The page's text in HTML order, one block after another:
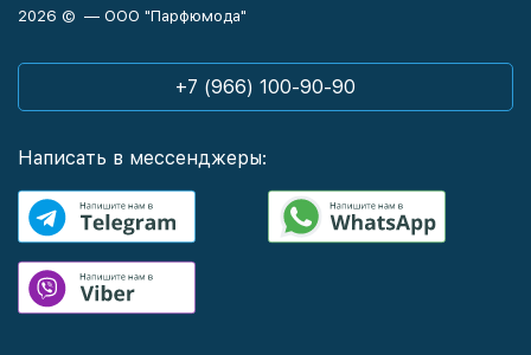
2026 © — ООО "Парфюмода"
+7 (966) 100-90-90
Написать в мессенджеры: